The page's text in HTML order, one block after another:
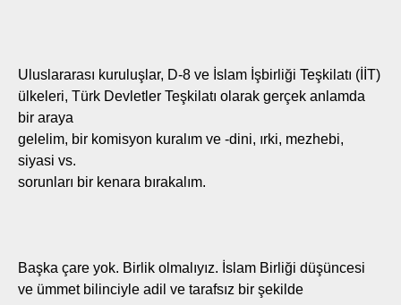
Uluslararası kuruluşlar, D-8 ve İslam İşbirliği Teşkilatı (İİT)
ülkeleri, Türk Devletler Teşkilatı olarak gerçek anlamda
bir araya
gelelim, bir komisyon kuralım ve -dini, ırki, mezhebi,
siyasi vs.
sorunları bir kenara bırakalım.
Başka çare yok. Birlik olmalıyız. İslam Birliği düşüncesi
ve ümmet bilinciyle adil ve tarafsız bir şekilde